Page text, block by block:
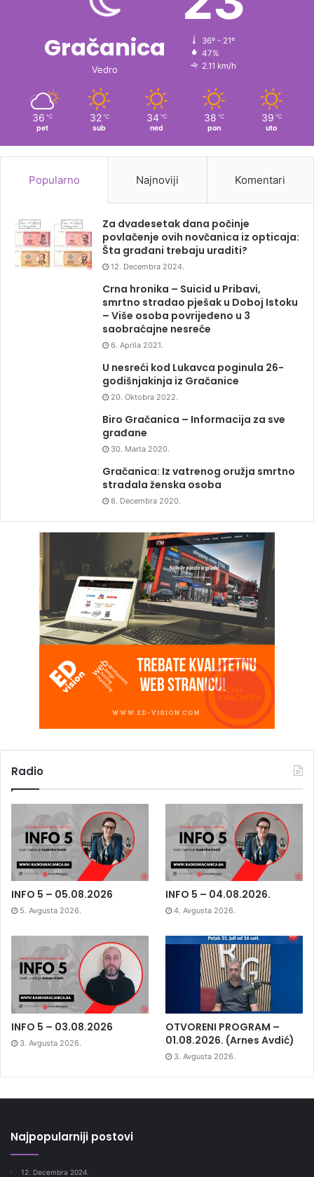
Gračanica
Vedro
36º - 21º
47%
2.11 km/h
36 ℃
pet
32 ℃
sub
34 ℃
ned
38 ℃
pon
39 ℃
uto
Popularno Najnoviji Komentari
Za dvadesetak dana počinje
povlačenje ovih novčanica iz opticaja:
Šta građani trebaju uraditi?
12. Decembra 2024.
Crna hronika – Suicid u Pribavi,
smrtno stradao pješak u Doboj Istoku
– Više osoba povrijeđeno u 3
saobraćajne nesreće
6. Aprila 2021.
U nesreći kod Lukavca poginula 26-
godišnjakinja iz Gračanice
20. Oktobra 2022.
Biro Gračanica – Informacija za sve
građane
30. Marta 2020.
Gračanica: Iz vatrenog oružja smrtno
stradala ženska osoba
8. Decembra 2020.
Radio
INFO 5 – 05.08.2026
5. Avgusta 2026.
INFO 5 – 04.08.2026.
4. Avgusta 2026.
INFO 5 – 03.08.2026
3. Avgusta 2026.
OTVORENI PROGRAM –
01.08.2026. (Arnes Avdić)
3. Avgusta 2026.
Najpopularniji postovi
12. Decembra 2024.